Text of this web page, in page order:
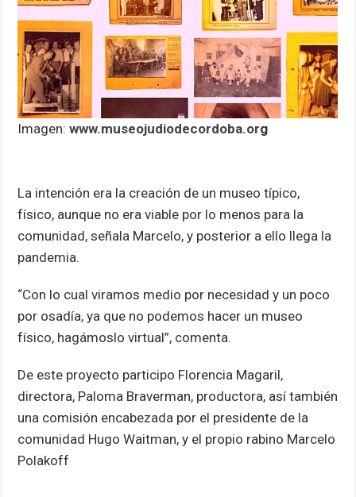
Imagen:www.museojudiodecordoba.org
La intención era la creación de un museo típico,
físico, aunque no era viable por lo menos para la
comunidad, señala Marcelo, y posterior a ello llega la
pandemia.
“Con lo cual viramos medio por necesidad y un poco
por osadía, ya que no podemos hacer un museo
físico, hagámoslo virtual”, comenta.
De este proyecto participo Florencia Magaril,
directora, Paloma Braverman, productora, así también
una comisión encabezada por el presidente de la
comunidad Hugo Waitman, y el propio rabino Marcelo
Polakoff